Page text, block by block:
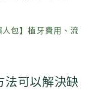
人包】植牙費用、流
法可以解決缺